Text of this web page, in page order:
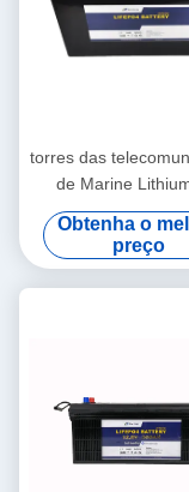
torres das
de Marine
Battery For da
24V 60Ah
Obtenha o
preço